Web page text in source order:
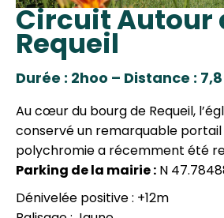
Circuit Autour
Requeil
Durée : 2hoo – Distance :
Au cœur du bourg de Requeil,
conservé un remarquable
polychromie a récemment été
Parking de la mairie : N
Dénivelée positive : +12m